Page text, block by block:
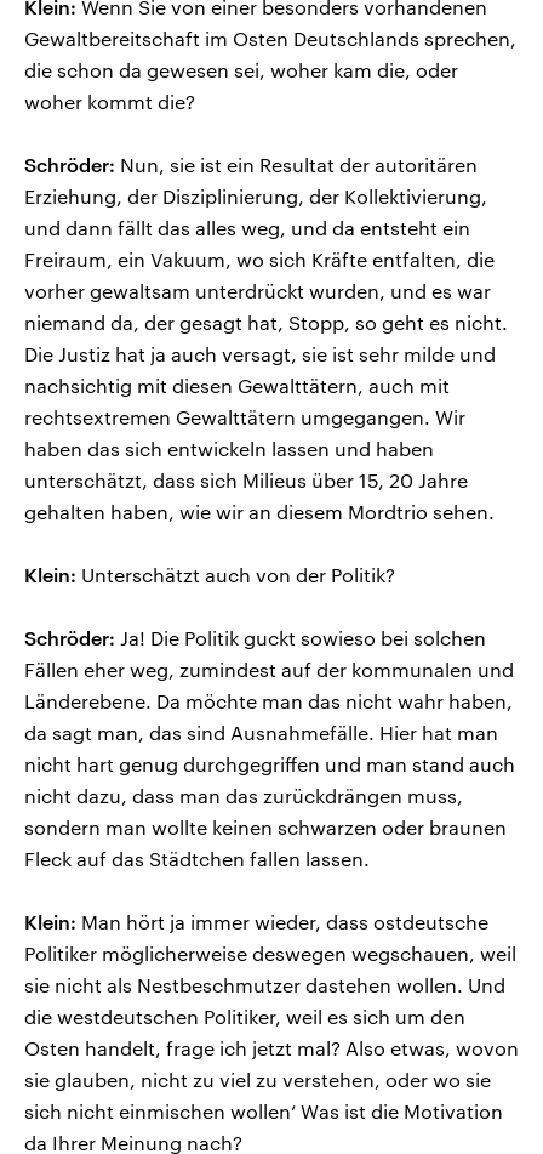
Klein: Wenn Sie von einer besonders vorhandenen
Gewaltbereitschaft im Osten Deutschlands sprechen,
die schon da gewesen sei, woher kam die, oder
woher kommt die?
Schröder: Nun, sie ist ein Resultat der autoritären
Erziehung, der Disziplinierung, der Kollektivierung,
und dann fällt das alles weg, und da entsteht ein
Freiraum, ein Vakuum, wo sich Kräfte entfalten, die
vorher gewaltsam unterdrückt wurden, und es war
niemand da, der gesagt hat, Stopp, so geht es nicht.
Die Justiz hat ja auch versagt, sie ist sehr milde und
nachsichtig mit diesen Gewalttätern, auch mit
rechtsextremen Gewalttätern umgegangen. Wir
haben das sich entwickeln lassen und haben
unterschätzt, dass sich Milieus über 15, 20 Jahre
gehalten haben, wie wir an diesem Mordtrio sehen.
Klein: Unterschätzt auch von der Politik?
Schröder: Ja! Die Politik guckt sowieso bei solchen
Fällen eher weg, zumindest auf der kommunalen und
Länderebene. Da möchte man das nicht wahr haben,
da sagt man, das sind Ausnahmefälle. Hier hat man
nicht hart genug durchgegriffen und man stand auch
nicht dazu, dass man das zurückdrängen muss,
sondern man wollte keinen schwarzen oder braunen
Fleck auf das Städtchen fallen lassen.
Klein: Man hört ja immer wieder, dass ostdeutsche
Politiker möglicherweise deswegen wegschauen, weil
sie nicht als Nestbeschmutzer dastehen wollen. Und
die westdeutschen Politiker, weil es sich um den
Osten handelt, frage ich jetzt mal? Also etwas, wovon
sie glauben, nicht zu viel zu verstehen, oder wo sie
sich nicht einmischen wollen‘ Was ist die Motivation
da Ihrer Meinung nach?